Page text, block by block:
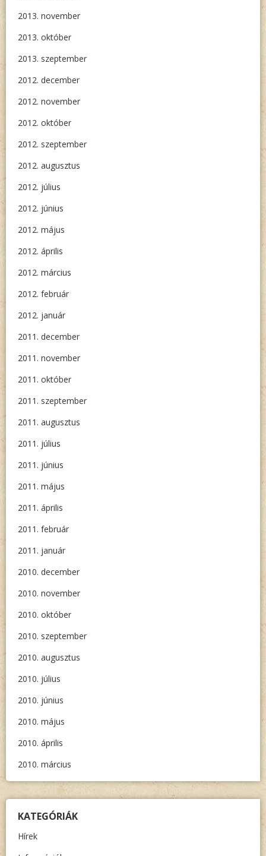
2013. november
2013. október
2013. szeptember
2012. december
2012. november
2012. október
2012. szeptember
2012. augusztus
2012. július
2012. június
2012. május
2012. április
2012. március
2012. február
2012. január
2011. december
2011. november
2011. október
2011. szeptember
2011. augusztus
2011. július
2011. június
2011. május
2011. április
2011. február
2011. január
2010. december
2010. november
2010. október
2010. szeptember
2010. augusztus
2010. július
2010. június
2010. május
2010. április
2010. március
KATEGÓRIÁK
Hírek